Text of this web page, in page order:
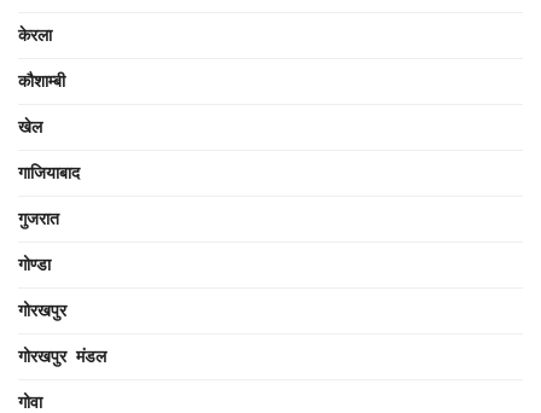
केरला
कौशाम्बी
खेल
गाजियाबाद
गुजरात
गोण्डा
गोरखपुर
गोरखपुर मंडल
गोवा